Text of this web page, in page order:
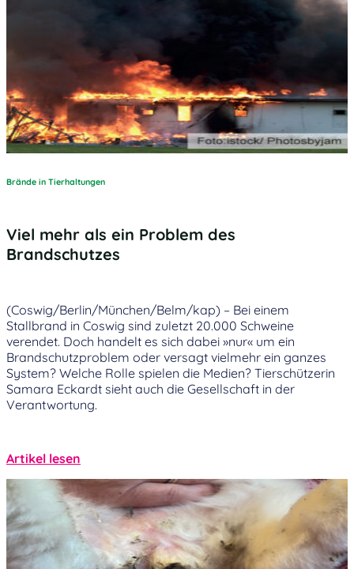
Brände in Tierhaltungen
Viel mehr als ein Problem des
Brandschutzes
(Coswig/Berlin/München/Belm/kap) – Bei einem
Stallbrand in Coswig sind zuletzt 20.000 Schweine
verendet. Doch handelt es sich dabei »nur« um ein
Brandschutzproblem oder versagt vielmehr ein ganzes
System? Welche Rolle spielen die Medien? Tierschützerin
Samara Eckardt sieht auch die Gesellschaft in der
Verantwortung.
Artikel lesen